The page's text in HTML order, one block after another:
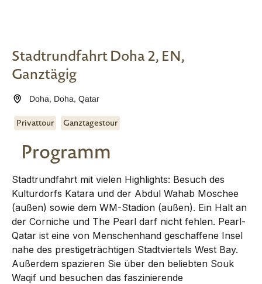
Stadtrundfahrt Doha 2, EN,
Ganztägig
Doha, Doha,Qatar
Privattour Ganztagestour
Programm
Stadtrundfahrt mit vielen Highlights: Besuch des
Kulturdorfs Katara und der Abdul Wahab Moschee
(außen) sowie dem WM-Stadion (außen). Ein Halt an
der Corniche und The Pearl darf nicht fehlen. Pearl-
Qatar ist eine von Menschenhand geschaffene Insel
nahe des prestigeträchtigen Stadtviertels West Bay.
Außerdem spazieren Sie über den beliebten Souk
Waqif und besuchen das faszinierende